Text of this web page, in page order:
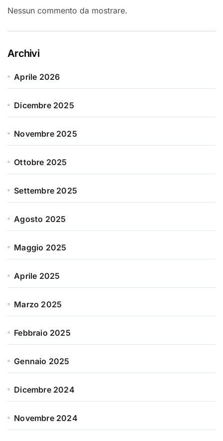
Nessun commento da mostrare.
Archivi
Aprile 2026
Dicembre 2025
Novembre 2025
Ottobre 2025
Settembre 2025
Agosto 2025
Maggio 2025
Aprile 2025
Marzo 2025
Febbraio 2025
Gennaio 2025
Dicembre 2024
Novembre 2024